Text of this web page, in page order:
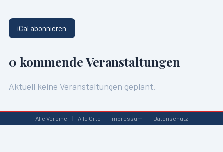
iCal abonnieren
0 kommende Veranstaltungen
Aktuell keine Veranstaltungen geplant.
Alle Vereine | Alle Orte | Impressum | Datenschutz